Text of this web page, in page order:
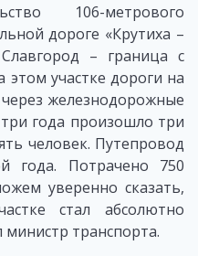
106-метрового
дороге «Крутиха –
– граница с
этом участке дороги на
железнодорожные
года произошло три
человек. Путепровод
года. Потрачено 750
уверенно сказать,
стал абсолютно
транспорта.